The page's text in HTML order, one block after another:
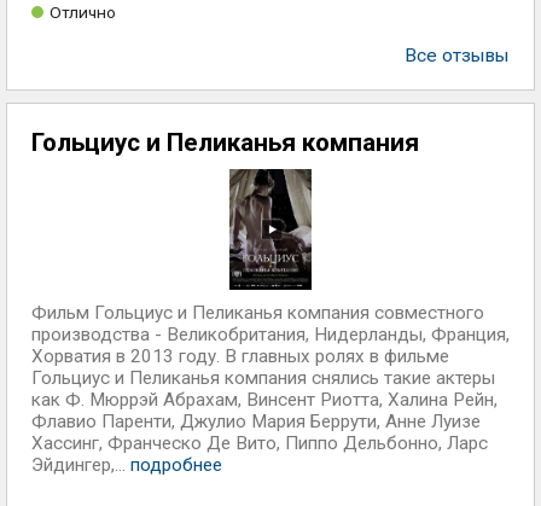
Отлично
Все отзывы
Гольциус и Пеликанья компания
Фильм Гольциус и Пеликанья компания совместного
производства - Великобритания, Нидерланды, Франция,
Хорватия в 2013 году. В главных ролях в фильме
Гольциус и Пеликанья компания снялись такие актеры
как Ф. Мюррэй Абрахам, Винсент Риотта, Халина Рейн,
Флавио Паренти, Джулио Мария Беррути, Анне Луизе
Хассинг, Франческо Де Вито, Пиппо Дельбонно, Ларс
Эйдингер,... подробнее